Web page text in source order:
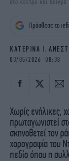
iBOOKS
OSCARS
NEWSLETTER
στο κέντρο και
Πρόσθεσε το
ΚΑΤΕΡΙΝΑ Ι.
03/05/2026 08:38
Χωρίς ενήλικες,
πρωταγωνιστεί
σκηνοθετεί τον
χορογραφία του
πεδίο όπου η